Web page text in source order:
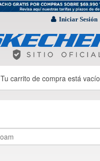
Iniciar Sesión
Tu carrito de compra está vacío